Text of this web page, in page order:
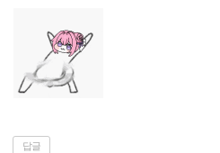
답글